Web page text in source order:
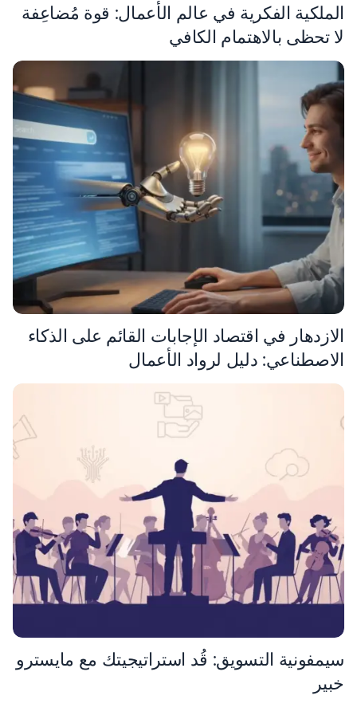
الملكية الفكرية في عالم الأعمال: قوة مُضاعِفة
لا تحظى بالاهتمام الكافي
الازدهار في اقتصاد الإجابات القائم على الذكاء
الاصطناعي: دليل لرواد الأعمال
سيمفونية التسويق: قُد استراتيجيتك مع مايسترو
خبير